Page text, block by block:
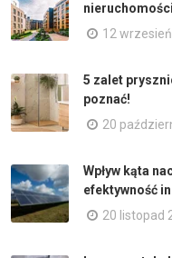
12
5 zalet
poznać!
20
Wpływ kąta
efektywność
20 listopad